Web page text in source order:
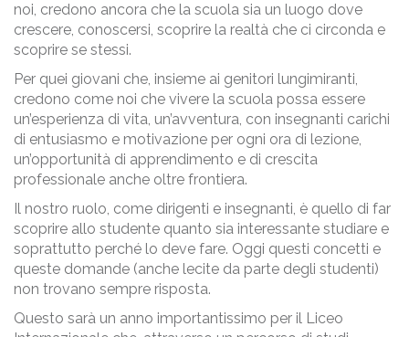
noi, credono ancora che la scuola sia un luogo dove
crescere, conoscersi, scoprire la realtà che ci circonda e
scoprire se stessi.
Per quei giovani che, insieme ai genitori lungimiranti,
credono come noi che vivere la scuola possa essere
un’esperienza di vita, un’avventura, con insegnanti carichi
di entusiasmo e motivazione per ogni ora di lezione,
un’opportunità di apprendimento e di crescita
professionale anche oltre frontiera.
Il nostro ruolo, come dirigenti e insegnanti, è quello di far
scoprire allo studente quanto sia interessante studiare e
soprattutto perché lo deve fare. Oggi questi concetti e
queste domande (anche lecite da parte degli studenti)
non trovano sempre risposta.
Questo sarà un anno importantissimo per il Liceo